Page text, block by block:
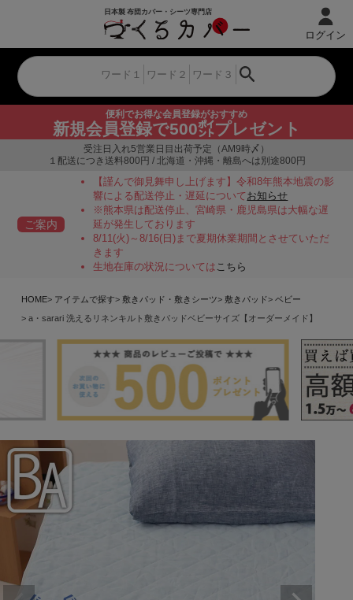
便利でお得な会員登録がおすすめ
新規会員登録で500㌽プレゼント
ログイン
受注日入れ5営業日目出荷予定（AM9時〆）
１配送につき送料800円 / 北海道・沖縄・離島へは別途800円
ご案内
【謹んで御見舞申し上げます】令和8年熊本地震の影
響による配送停止・遅延についてお知らせ
※熊本県は配送停止、宮崎県・鹿児島県は大幅な遅
延が発生しております
8/11(火)～8/16(日)まで夏期休業期間とさせていただ
きます
生地在庫の状況についてはこちら
HOME アイテムで探す 敷きパッド・敷きシーツ 敷きパッド
ベビー
a・sarari 洗えるリネンキルト敷きパッドベビーサイズ【オーダーメイド】